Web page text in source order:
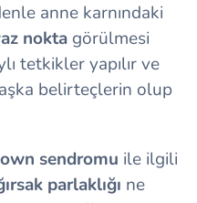
anne karnındaki
nokta görülmesi
tetkikler yapılır ve
belirteçlerin olup
sendromu ile ilgili
parlaklığı ne